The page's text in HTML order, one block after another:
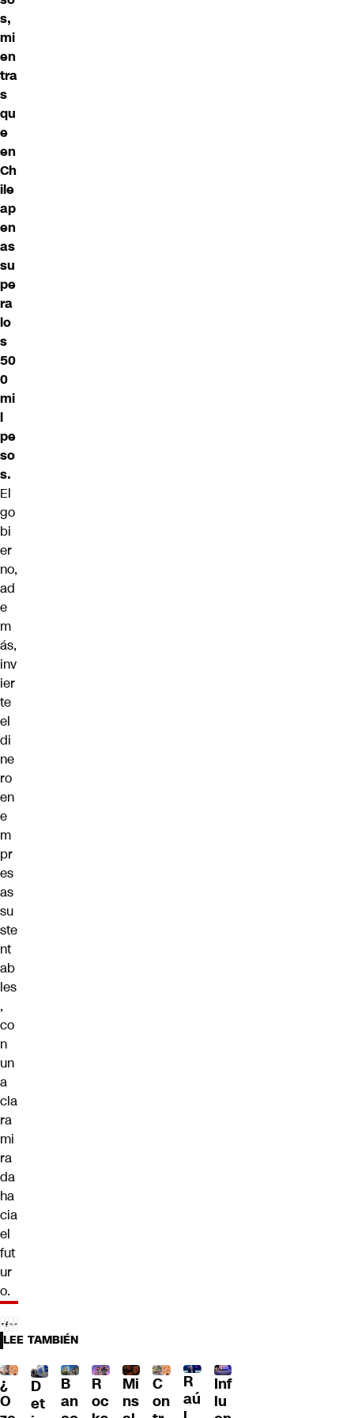
s,
mi
en
tra
s
qu
e
en
Ch
ile
ap
en
as
su
pe
ra
lo
s
50
0
mi
l
pe
so
s.
El
go
bi
er
no,
ad
e
m
ás,
inv
ier
te
el
di
ne
ro
en
e
m
pr
es
as
su
ste
nt
ab
les
,
co
n
un
a
cla
ra
mi
ra
da
ha
cia
el
fut
ur
o.
LEE TAMBIÉN
¿
O
D
et
B
an
R
oc
Mi
ns
C
on
R
aú
Inf
lu